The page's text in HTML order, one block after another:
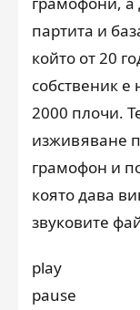
партита и
който от 20
собственик е
2000 плочи.
изживяване
грамофон и
която дава
звуковите
play
pause